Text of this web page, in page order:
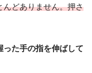
んどありません。押さ
った手の指を伸ばして